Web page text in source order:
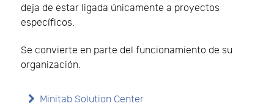
deja de estar ligada únicamente a proyectos
específicos.
Se convierte en parte del funcionamiento de su
organización.
Minitab Solution Center